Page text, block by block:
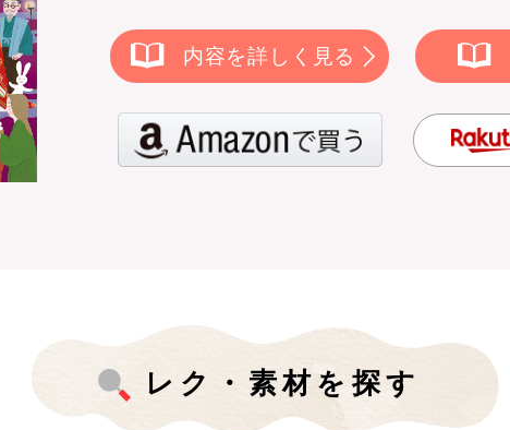
内容を詳しく見る
レク・素材を探す